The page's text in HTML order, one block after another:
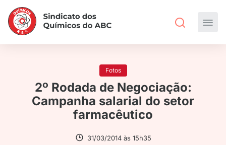
Fotos
2º Rodada de Negociação:
Campanha salarial do setor
farmacêutico
31/03/2014 às 15h35